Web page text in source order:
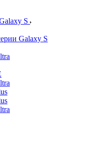
S
Galaxy S